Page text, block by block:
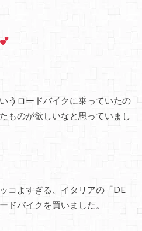
うロードバイクに乗っていたの
ものが欲しいなと思っていまし
コよすぎる、イタリアの「DE
ドバイクを買いました。